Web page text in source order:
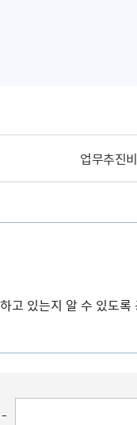
업무추진비
고 있는지 알 수 있도
-